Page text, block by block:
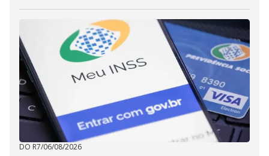
DO R7/06/08/2026